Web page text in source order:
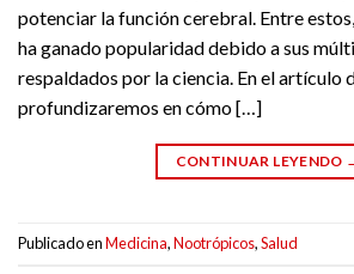
potenciar la función cerebral. Entre
ha ganado popularidad debido a sus
respaldados por la ciencia. En el artículo
profundizaremos en cómo […]
CONTINUAR LEYENDO
Publicado enMedicina,Nootrópicos,Salud